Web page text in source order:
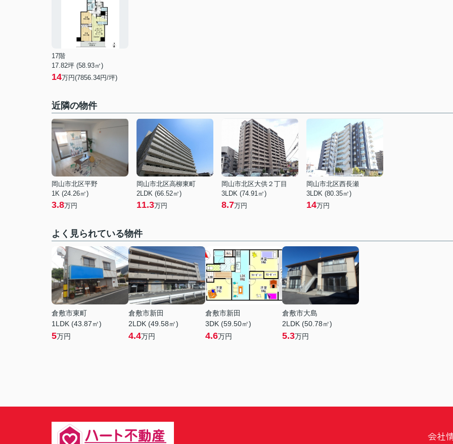
17階
17.82坪 (58.93㎡)
14万円(7856.34円/坪)
近隣の物件
岡山市北区平野
1K (24.26㎡)
3.8万円
岡山市北区高柳東町
2LDK (66.52㎡)
11.3万円
岡山市北区大供２丁目
3LDK (74.91㎡)
8.7万円
岡山市北区西長瀬
3LDK (80.35㎡)
14万円
よく見られている物件
倉敷市東町
1LDK (43.87㎡)
5万円
倉敷市新田
2LDK (49.58㎡)
4.4万円
倉敷市新田
3DK (59.50㎡)
4.6万円
倉敷市大島
2LDK (50.78㎡)
5.3万円
会社